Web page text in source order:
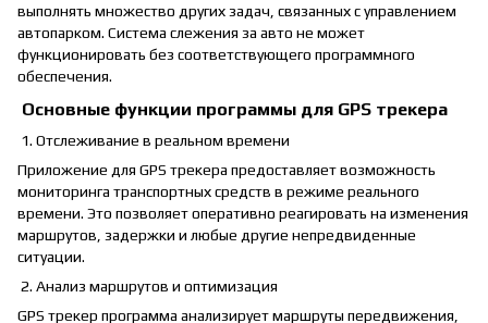
выполнять множество других задач, связанных с управлением
автопарком. Система слежения за авто не может
функционировать без соответствующего программного
обеспечения.
Основные функции программы для GPS трекера
1. Отслеживание в реальном времени
Приложение для GPS трекера предоставляет возможность
мониторинга транспортных средств в режиме реального
времени. Это позволяет оперативно реагировать на изменения
маршрутов, задержки и любые другие непредвиденные
ситуации.
2. Анализ маршрутов и оптимизация
GPS трекер программа анализирует маршруты передвижения,